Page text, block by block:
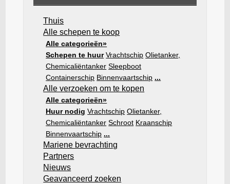
Thuis
Alle schepen te koop
Alle categorieën»
Schepen te huur Vrachtschip Olietanker,
Chemicaliëntanker Sleepboot
Containerschip Binnenvaartschip ...
Alle verzoeken om te kopen
Alle categorieën»
Huur nodig Vrachtschip Olietanker,
Chemicaliëntanker Schroot Kraanschip
Binnenvaartschip ...
Mariene bevrachting
Partners
Nieuws
Geavanceerd zoeken